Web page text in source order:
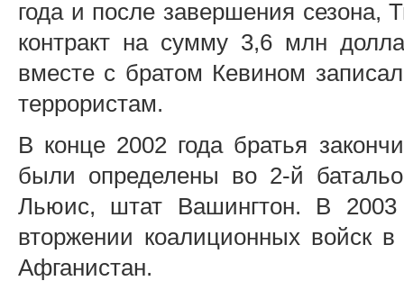
года и после завершения сезона,
контракт на сумму 3,6 млн
вместе с братом Кевином
террористам.
В конце 2002 года братья
были определены во 2-й
Льюис, штат Вашингтон. В 2003
вторжении коалиционных войск
Афганистан.